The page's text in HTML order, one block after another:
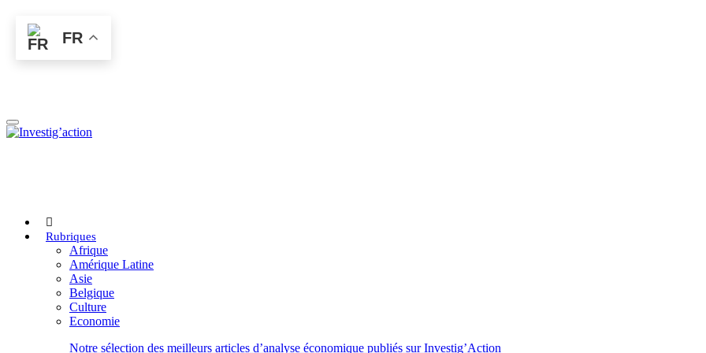
main
Rubriques
Afrique
Amérique Latine
Asie
Belgique
Culture
Economie
Notre sélection des meilleurs articles d’analyse économique publiés sur Investig’Action
FR